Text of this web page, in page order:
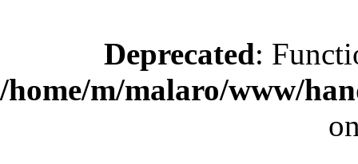
Deprecated:
/home/m/malaro/www/